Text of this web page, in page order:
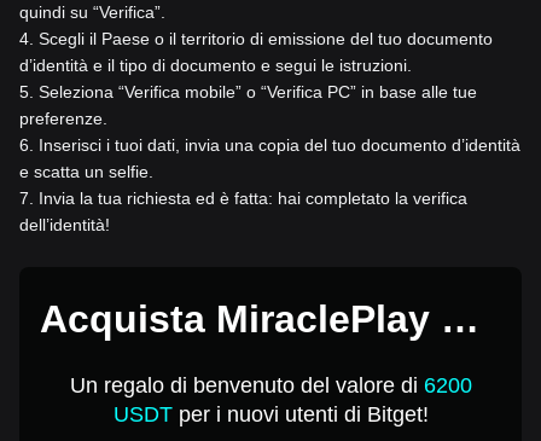
quindi su “Verifica”.
4 Scegli il Paese o il territorio di emissione del tuo documento
d’identità e il tipo di documento e segui le istruzioni.
5 Seleziona “Verifica mobile” o “Verifica PC” in base alle tue
preferenze.
6
Inserisci i tuoi dati, invia una copia del tuo documento d’identità
e scatta un selfie.
7
Invia la tua richiesta ed è fatta: hai completato la verifica
dell’identità!
Acquista MiraclePlay per
Un regalo di benvenuto del valore di 6200
USDTper i nuovi utenti di Bitget!